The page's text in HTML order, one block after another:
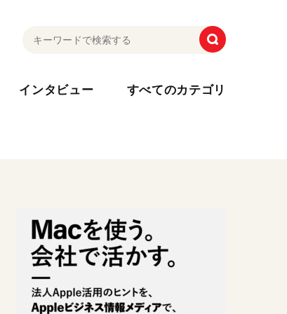
インタビュー すべてのカテゴリ